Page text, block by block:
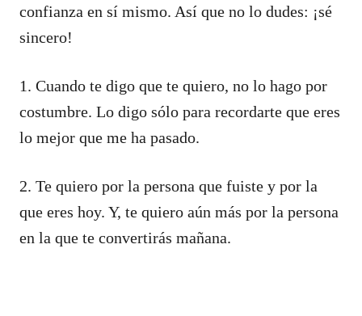
confianza en sí mismo. Así que no lo dudes: ¡sé
sincero!
1. Cuando te digo que te quiero, no lo hago por
costumbre. Lo digo sólo para recordarte que eres
lo mejor que me ha pasado.
2. Te quiero por la persona que fuiste y por la
que eres hoy. Y, te quiero aún más por la persona
en la que te convertirás mañana.